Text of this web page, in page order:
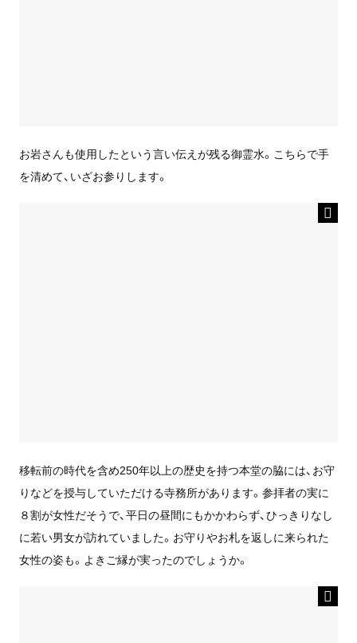
お岩さんも使用したという言い伝えが残る御霊水。こちらで手
を清めて、いざお参りします。
移転前の時代を含め250年以上の歴史を持つ本堂の脇には、お守
りなどを授与していただける寺務所があります。参拝者の実に
８割が女性だそうで、平日の昼間にもかかわらず、ひっきりなし
に若い男女が訪れていました。お守りやお札を返しに来られた
女性の姿も。よきご縁が実ったのでしょうか。